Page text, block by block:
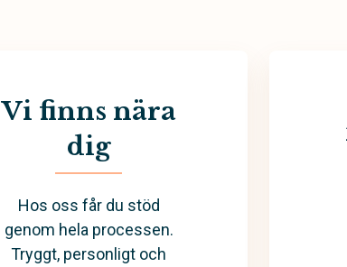
Vi finns nära
dig
Hos oss får du stöd
genom hela processen.
Tryggt, personligt och